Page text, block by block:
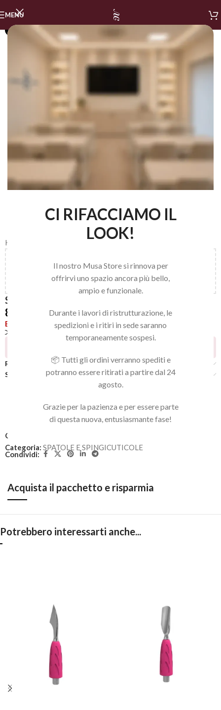
CI RIFACCIAMO IL
LOOK!
Il nostro Musa Store si rinnova per
offrirvi uno spazio ancora più bello,
ampio e funzionale.
Durante i lavori di ristrutturazione, le
spedizioni e i ritiri in sede saranno
temporaneamente sospesi.
📦 Tutti gli ordini verranno spediti e
potranno essere ritirati a partire dal 24
agosto.
Grazie per la pazienza e per essere parte
di questa nuova, entusiasmante fase!
MENU
Home
150,00€al carrello e ottieni la spedizione
SPATOLA PEDICURE
8,50
Esaurito
Aggiungi alla lista dei desideri
Recensioni (0)
Spedizione
COD:
Categoria: SPATOLE E SPINGICUTICOLE
Condividi:
Acquista il pacchetto e risparmia
Potrebbero interessarti anche...